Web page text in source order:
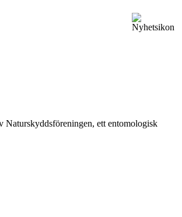
Naturskyddsföreningen, ett entomologisk